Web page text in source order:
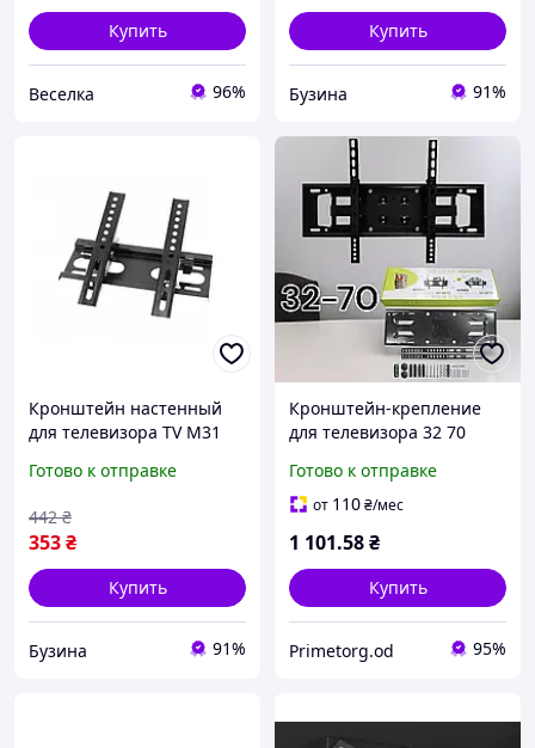
Купить
Веселка 96%
Купить
Бузина 91%
Кронштейн настенный
для телевизора TV M31
крепление 14 32 дюйма
Готово к отправке
353₴
442 ₴
Купить
Бузина 91%
Кронштейн-крепление
для телевизора 32 70
поворотом и наклоном
5070, настенный
Готово к отправке
от 110₴/мес
1 101.58₴
Купить
Primetorg.od 95%